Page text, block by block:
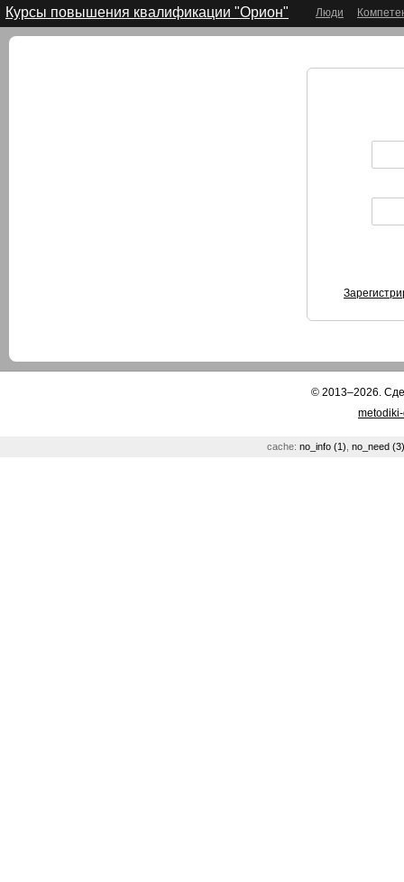
Курсы повышения квалификации "Орион" Люди
© 2013–2026.
cache: no_info (1) no_need (3)